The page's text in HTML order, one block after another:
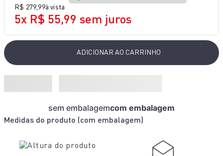
R$ 279 99à vista
5x R$ 55,99 sem juros
ADICIONAR AO CARRINHO
Medidas do produto (com embalagem)
sem embalagemcom embalagem